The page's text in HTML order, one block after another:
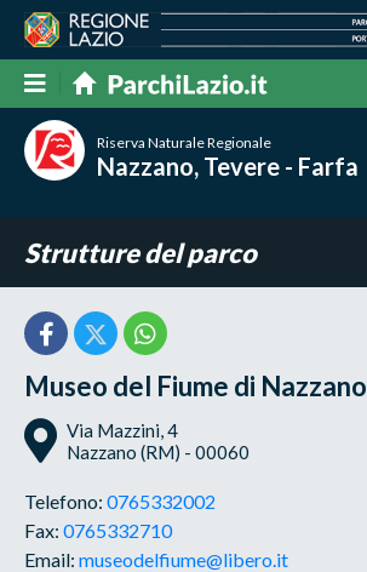
Riserva Naturale Regionale
Nazzano, Tevere - Farfa
Strutture del parco
Museo del Fiume di Nazzano
Via Mazzini, 4
Nazzano (RM) - 00060
Telefono:0765332002
Fax:0765332710
Email:museodelfiume@libero.it